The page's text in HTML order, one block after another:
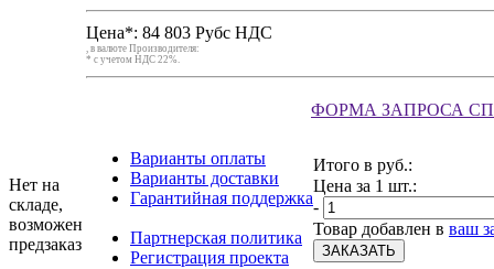
Нет на
складе,
возможен
предзаказ
Цена*: 84 803 Рубс НДС
, в валюте Производителя:
* с учетом НДС 22%.
ФОРМА ЗАПРОСА
Варианты оплаты
Варианты доставки
Гарантийная поддержка
Партнерская политика
Регистрация проекта
Итого в руб.:
Цена за 1 шт.:
-
Товар добавлен в ваш
ЗАКАЗАТЬ